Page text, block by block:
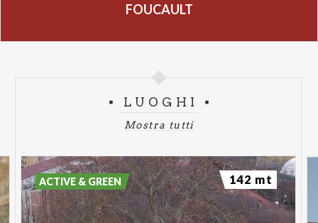
FOUCAULT
LUOGHI
Mostra tutti
ACTIVE & GREEN 142 mt